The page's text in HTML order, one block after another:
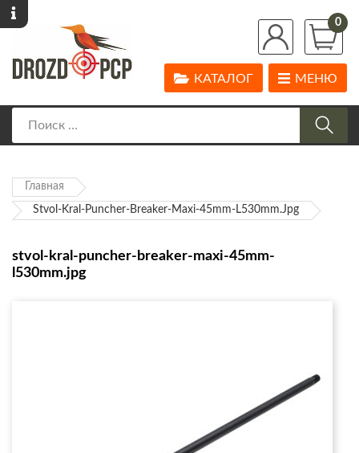
0
МЕНЮ
КАТАЛОГ
Главная
Stvol-Kral-Puncher-Breaker-Maxi-45mm-L530mm.jpg
stvol-kral-puncher-breaker-maxi-45mm-
l530mm.jpg